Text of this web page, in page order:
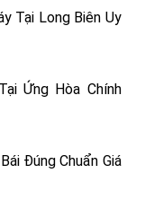
Tại Long Biên Uy
Ứng Hòa Chính
Đúng Chuẩn Giá